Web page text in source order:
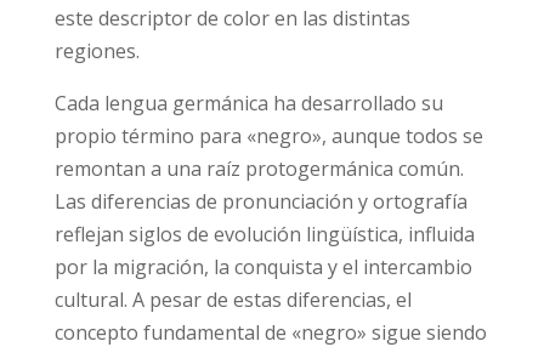
este descriptor de color en las distintas
regiones.
Cada lengua germánica ha desarrollado su
propio término para «negro», aunque todos se
remontan a una raíz protogermánica común.
Las diferencias de pronunciación y ortografía
reflejan siglos de evolución lingüística, influida
por la migración, la conquista y el intercambio
cultural. A pesar de estas diferencias, el
concepto fundamental de «negro» sigue siendo